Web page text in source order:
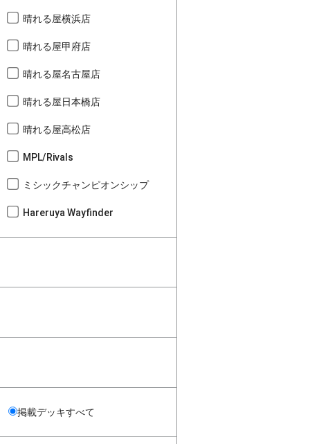
晴れる屋横浜店
晴れる屋甲府店
晴れる屋名古屋店
晴れる屋日本橋店
晴れる屋高松店
MPL/Rivals
ミシックチャンピオンシップ
Hareruya Wayfinder
掲載デッキすべて